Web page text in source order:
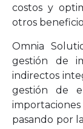
costos y
otros
Omnia
gestión de
indirectos
gestión de
pasando por